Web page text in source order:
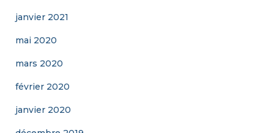
janvier 2021
mai 2020
mars 2020
février 2020
janvier 2020